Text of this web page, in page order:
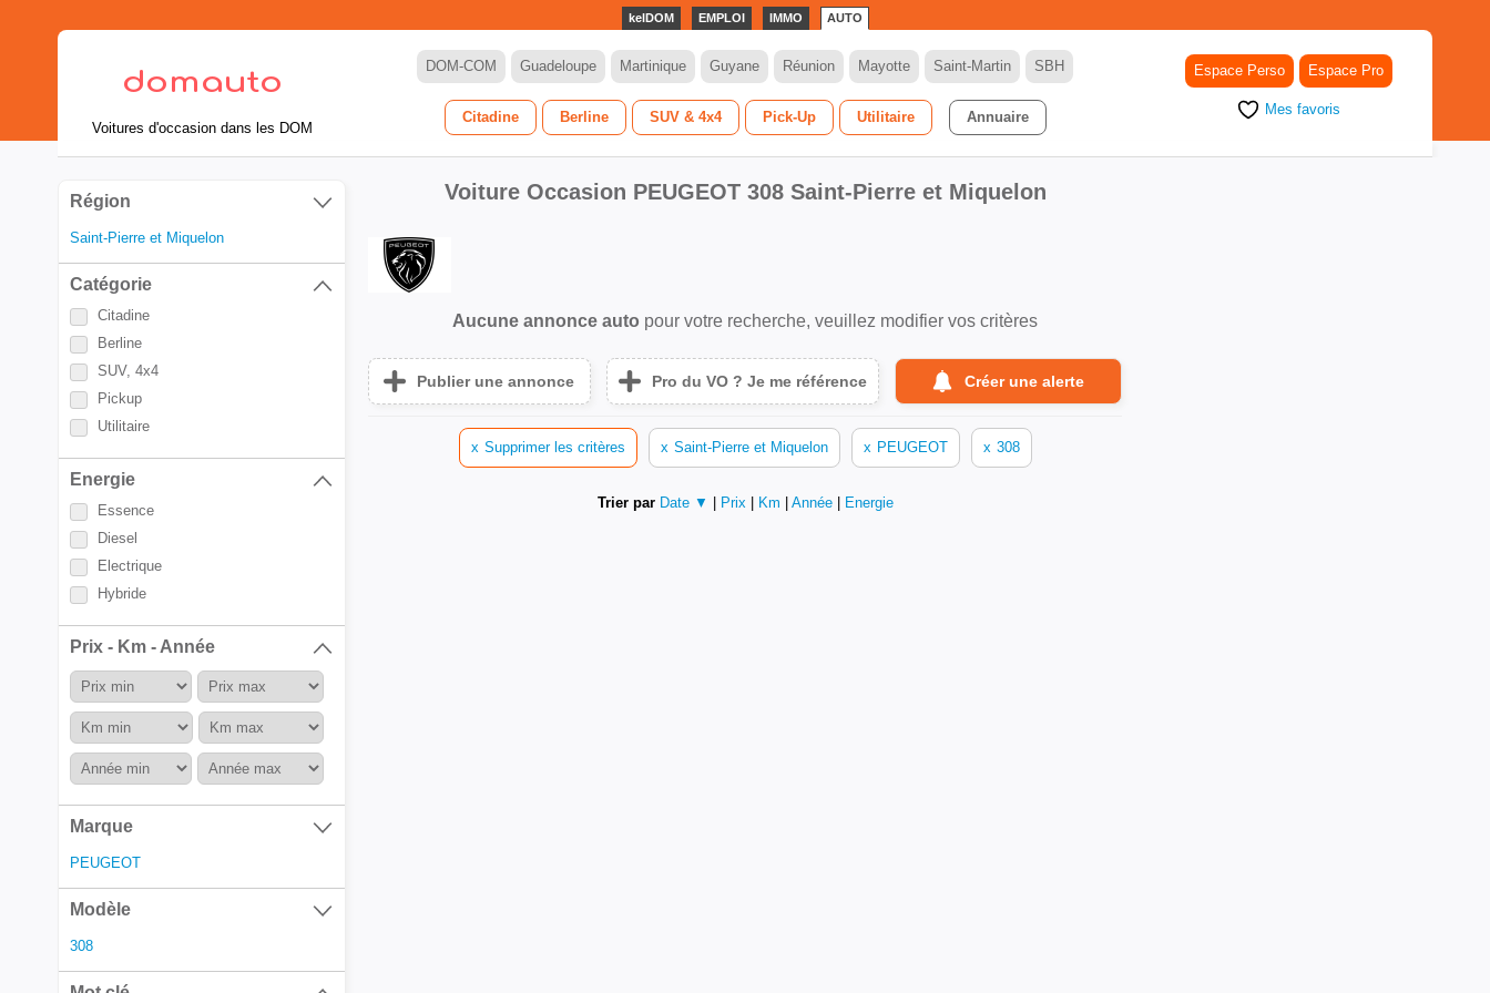
kelDOM EMPLOI IMMO AUTO
Voitures d'occasion dans les DOM
DOM-COM Guadeloupe Martinique Guyane Réunion Mayotte Saint-Martin SBH
Citadine Berline SUV & 4x4 Pick-Up Utilitaire Annuaire
Espace Perso Espace Pro
Mes favoris
Région
Saint-Pierre et Miquelon
Catégorie
Citadine
Berline
SUV, 4x4
Pickup
Utilitaire
Energie
Essence
Diesel
Electrique
Hybride
Prix - Km - Année
Marque
PEUGEOT
Modèle
308
Voiture Occasion PEUGEOT 308 Saint-Pierre et Miquelon
Aucune annonce auto pour votre recherche, veuillez modifier vos critères
Publier une annonce Pro du VO ? Je me référence Créer une alerte
x Supprimer les critères x Saint-Pierre et Miquelon x PEUGEOT x 308
Trier par Date ▼ Prix Km Année Energie